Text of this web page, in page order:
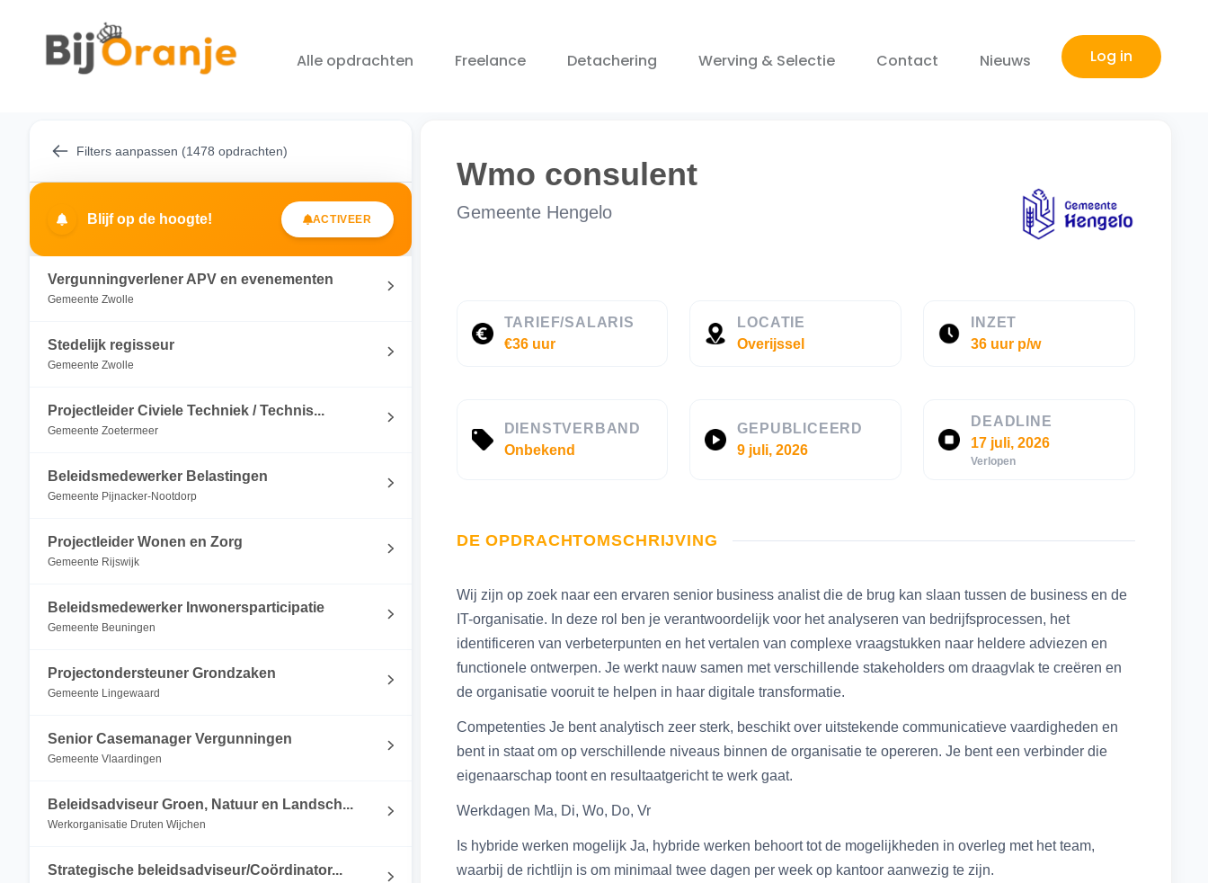
Alle opdrachten Freelance Detachering Werving & Selectie Contact Nieuws Log in
Filters aanpassen (1478 opdrachten)
Blijf op de hoogte! ACTIVEER
Vergunningverlener APV en evenementen
Gemeente Zwolle
Stedelijk regisseur
Gemeente Zwolle
Projectleider Civiele Techniek / Technis...
Gemeente Zoetermeer
Beleidsmedewerker Belastingen
Gemeente Pijnacker-Nootdorp
Projectleider Wonen en Zorg
Gemeente Rijswijk
Beleidsmedewerker Inwonersparticipatie
Gemeente Beuningen
Projectondersteuner Grondzaken
Gemeente Lingewaard
Senior Casemanager Vergunningen
Gemeente Vlaardingen
Beleidsadviseur Groen, Natuur en Landsch...
Werkorganisatie Druten Wijchen
Strategische beleidsadviseur/Coördinator...
Wmo consulent
Gemeente Hengelo
TARIEF/SALARIS
€36 uur
LOCATIE
Overijssel
INZET
36 uur p/w
DIENSTVERBAND
Onbekend
GEPUBLICEERD
9 juli, 2026
DEADLINE
17 juli, 2026
Verlopen
DE OPDRACHTOMSCHRIJVING
Wij zijn op zoek naar een ervaren senior business analist die de brug kan slaan tussen de business en de
IT-organisatie. In deze rol ben je verantwoordelijk voor het analyseren van bedrijfsprocessen, het
identificeren van verbeterpunten en het vertalen van complexe vraagstukken naar heldere adviezen en
functionele ontwerpen. Je werkt nauw samen met verschillende stakeholders om draagvlak te creëren en
de organisatie vooruit te helpen in haar digitale transformatie.
Competenties Je bent analytisch zeer sterk, beschikt over uitstekende communicatieve vaardigheden en
bent in staat om op verschillende niveaus binnen de organisatie te opereren. Je bent een verbinder die
eigenaarschap toont en resultaatgericht te werk gaat.
Werkdagen Ma, Di, Wo, Do, Vr
Is hybride werken mogelijk Ja, hybride werken behoort tot de mogelijkheden in overleg met het team,
waarbij de richtlijn is om minimaal twee dagen per week op kantoor aanwezig te zijn.